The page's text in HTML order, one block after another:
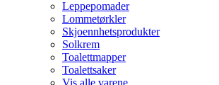
Leppepomader
Lommetørkler
Skjoennhetsprodukter
Solkrem
Toalettmapper
Toalettsaker
Vis alle varene